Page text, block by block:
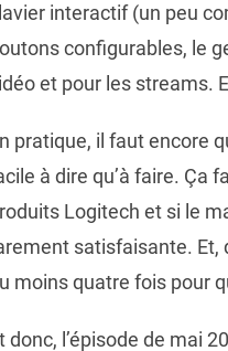
interactif (un peu
configurables, le
et pour les streams.
pratique, il faut encore
à dire qu’à faire. Ça
Logitech et si le
satisfaisante. Et,
moins quatre fois pour
donc, l’épisode de mai